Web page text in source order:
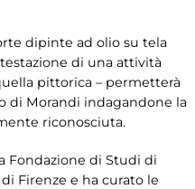
dipinte ad olio su tela
di una attività
pittorica – permetterà
di Morandi indagandone la
riconosciuta.
Fondazione di Studi di
Firenze e ha curato le